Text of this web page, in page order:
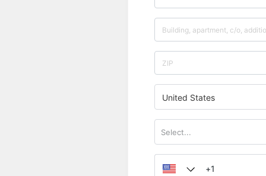
United States
Select...